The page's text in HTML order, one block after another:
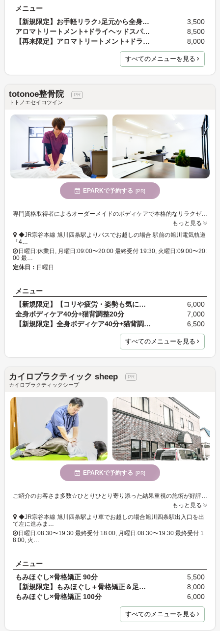
メニュー
【新規限定】お手軽リラク♪足元から全身の疲れを整え…
3,500
アロマトリートメント+ドライヘッドスパ 90分
8,500
【再来限定】アロマトリートメント+ドライヘッドスパ…
8,000
すべてのメニューを見る
totonoe整骨院
トトノエセイコツイン
EPARKで予約する [PR]
もっと見る
◆JR宗谷本線 旭川四条駅よりバスでお越しの場合 駅前の旭川電気軌道
「4…
日曜日:休業日, 月曜日:09:00〜20:00 最終受付 19:30, 火曜日:09:00〜20:
00 最…
定休日： 日曜日
メニュー
【新規限定】【コリや疲労・姿勢も気になる方へ】全…
6,000
全身ボディケア40分+猫背調整20分
7,000
【新規限定】全身ボディケア40分+猫背調整10分+フェ…
6,500
すべてのメニューを見る
カイロプラクティック sheep
カイロプラクティックシープ
EPARKで予約する [PR]
もっと見る
◆JR宗谷本線 旭川四条駅より車でお越しの場合旭川四条駅出入口を出
て左に進みま…
日曜日:08:30〜19:30 最終受付 18:00, 月曜日:08:30〜19:30 最終受付 1
8:00, 火…
メニュー
もみほぐし×骨格矯正 90分
5,500
【新規限定】もみほぐし＋骨格矯正＆足ツボ 100分 通…
8,000
もみほぐし×骨格矯正 100分
6,000
すべてのメニューを見る